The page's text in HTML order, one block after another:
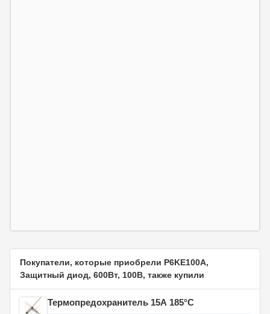
Покупатели, которые приобрели P6KE100A,
Защитный диод, 600Вт, 100В, также купили
Термопредохранитель 15А 185°C